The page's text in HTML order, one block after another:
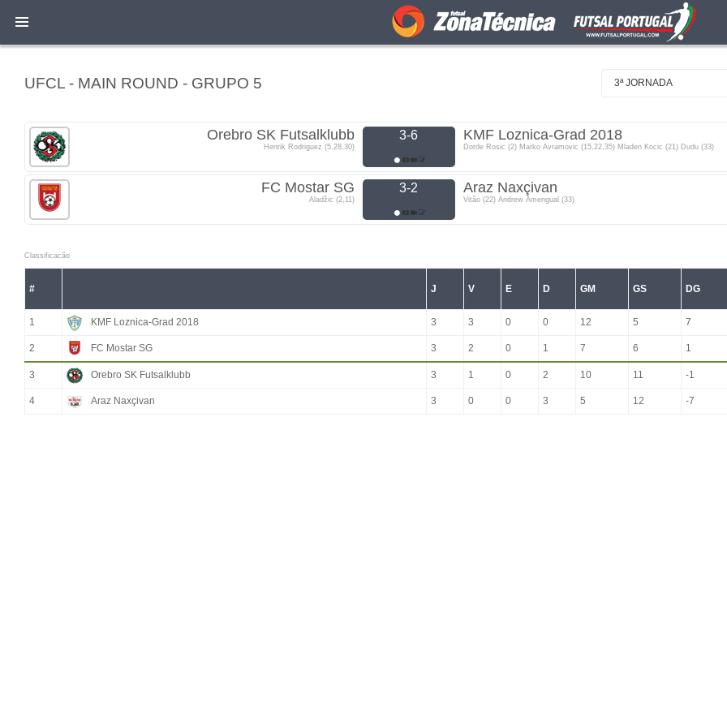
UFCL - MAIN ROUND - GRUPO 5 3ª JORNADA
Orebro SK Futsalklubb
Henrik Rodriguez (5,28,30)
3-6 KMF Loznica-Grad 2018
Dorde Rosic (2) Marko Avramovic (15,22,35) Mladen Kocic (21) Dudu (33)
FC Mostar SG
Aladžic (2,11)
3-2 Araz Naxçivan
Vitão (22) Andrew Amengual (33)
Classificacão
# J V E D GM GS DG
1 KMF Loznica-Grad 2018 3 3 0 0 12 5 7
2 FC Mostar SG 3 2 0 1 7 6 1
3 Orebro SK Futsalklubb 3 1 0 2 10 11 -1
4 Araz Naxçivan 3 0 0 3 5 12 -7